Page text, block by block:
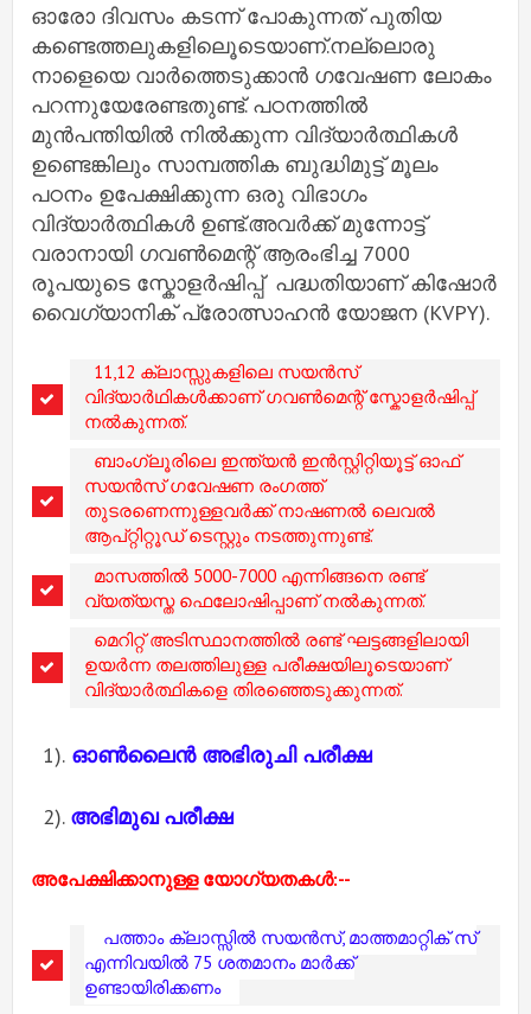
ഓരോ ദിവസം കടന്ന് പോകുന്നത് പുതിയ
കണ്ടെത്തലുകളിലൂെടെയാണ്.നല്ലൊരു
നാളെയെ വാർത്തെടുക്കാൻ ഗവേഷണ ലോകം
പറന്നുയേരേണ്ടതുണ്ട്. പഠനത്തിൽ
മുൻപന്തിയിൽ നിൽക്കുന്ന വിദ്യാർത്ഥികൾ
ഉണ്ടെങ്കിലും സാമ്പത്തിക ബുദ്ധിമുട്ട് മൂലം
പഠനം ഉപേക്ഷിക്കുന്ന ഒരു വിഭാഗം
വിദ്യാർത്ഥികൾ ഉണ്ട്.അവർക്ക് മുന്നോട്ട്
വരാനായി ഗവൺമെന്റ് ആരംഭിച്ച 7000
രൂപയുടെ സ്കോളർഷിപ്പ് പദ്ധതിയാണ് കിഷോർ
വൈഗ്യാനിക് പ്രോത്സാഹൻ യോജന (KVPY).
11,12 ക്ലാസ്സുകളിലെ സയൻസ്
വിദ്യാർഥികൾക്കാണ് ഗവൺമെന്റ് സ്കോളർഷിപ്പ്
നൽകുന്നത്.
ബാംഗ്ലൂരിലെ ഇന്ത്യൻ ഇൻസ്റ്റിറ്റിയൂട്ട് ഓഫ്
സയൻസ് ഗവേഷണ രംഗത്ത്
തുടരണെന്നുള്ളവർക്ക് നാഷണൽ ലെവൽ
ആപ്റ്റിറ്റൂഡ് ടെസ്റ്റും നടത്തുന്നുണ്ട്.
മാസത്തിൽ 5000-7000 എന്നിങ്ങനെ രണ്ട്
വ്യത്യസ്ത ഫെലോഷിപ്പാണ് നൽകുന്നത്.
മെറിറ്റ് അടിസ്ഥാനത്തിൽ രണ്ട് ഘട്ടങ്ങളിലായി
ഉയർന്ന തലത്തിലുള്ള പരീക്ഷയിലൂടെയാണ്
വിദ്യാർത്ഥികളെ തിരഞ്ഞെടുക്കുന്നത്.
1). ഓൺലൈൻ അഭിരുചി പരീക്ഷ
2). അഭിമുഖ പരീക്ഷ
അപേക്ഷിക്കാനുള്ള യോഗ്യതകൾ:--
പത്താം ക്ലാസ്സിൽ സയൻസ്, മാത്തമാറ്റിക് സ്
എന്നിവയിൽ 75 ശതമാനം മാർക്ക്
ഉണ്ടായിരിക്കണം